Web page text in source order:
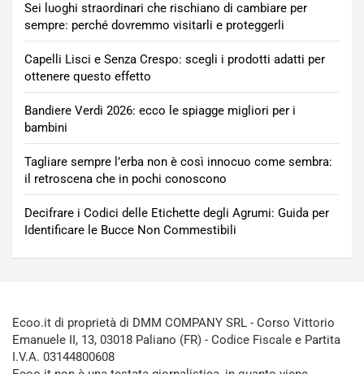
Sei luoghi straordinari che rischiano di cambiare per
sempre: perché dovremmo visitarli e proteggerli
Capelli Lisci e Senza Crespo: scegli i prodotti adatti per
ottenere questo effetto
Bandiere Verdi 2026: ecco le spiagge migliori per i
bambini
Tagliare sempre l’erba non è così innocuo come sembra:
il retroscena che in pochi conoscono
Decifrare i Codici delle Etichette degli Agrumi: Guida per
Identificare le Bucce Non Commestibili
Ecoo.it di proprietà di DMM COMPANY SRL - Corso Vittorio
Emanuele II, 13, 03018 Paliano (FR) - Codice Fiscale e Partita
I.V.A. 03144800608